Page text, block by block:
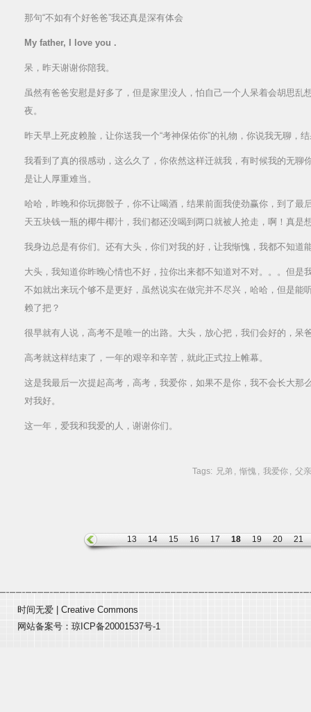
那句“不如有个好爸爸”我还真是深有体会
My father, I love you .
呆，昨天谢谢你陪我。
虽然有爸爸安慰是好多了，但是家里没人，怕自己一个人呆着会胡思乱
夜。
昨天早上死皮赖脸，让你送我一个“考神保佑你”的礼物，你说我无聊，
我看到了真的很感动，这么久了，你依然这样迁就我，有时候我的无聊
是让人厚重难当。
哈哈，昨晚和你玩掷骰子，你不让喝酒，结果前面我使劲赢你，到了最
天五块钱一瓶的椰牛椰汁，我们都还没喝到两口就被人抢走，啊！真是
我身边总是有你们。还有大头，你们对我的好，让我惭愧，我都不知道
大头，我知道你昨晚心情也不好，拉你出来都不知道对不对。。。但是
不如就出来玩个够不是更好，虽然说实在做完并不尽兴，哈哈，但是能
赖了把？
很早就有人说，高考不是唯一的出路。大头，放心把，我们会好的，呆
高考就这样结束了，一年的艰辛和辛苦，就此正式拉上帷幕。
这是我最后一次提起高考，高考，我爱你，如果不是你，我不会长大那
对我好。
这一年，爱我和我爱的人，谢谢你们。
Tags: 兄弟 , 惭愧 , 我爱你 , 父亲
13 14 15 16 17 18 19 20 21
时间无爱
Creative Commons
网站备案号： 琼ICP备20001537号-1